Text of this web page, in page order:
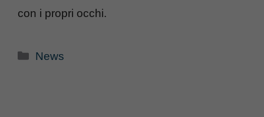
con i propri occhi.
Categorie
News